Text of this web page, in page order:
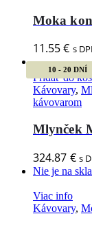
Moka
11.55€ s
10 - 20 DNÍ
Pridať do
Kávovary,
kávovarom
Mlynček
324.87 € s
Nie je na
Viac info
Kávovary,